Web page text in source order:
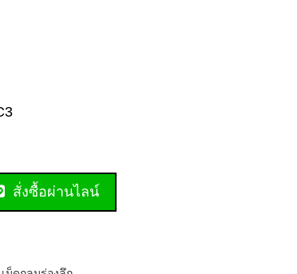
สั่งซื้อผ่านไลน์